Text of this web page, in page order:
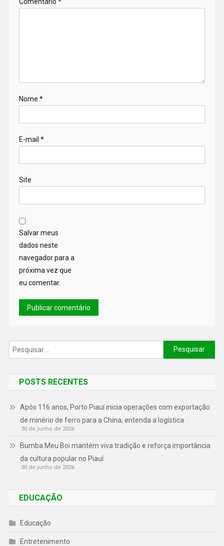
Nome *
E-mail *
Site
Salvar meus
dados neste
navegador para a
próxima vez que
eu comentar.
POSTS RECENTES
Após 116 anos, Porto Piauí inicia operações com exportação
de minério de ferro para a China; entenda a logística
30 de junho de 2026
Bumba Meu Boi mantém viva tradição e reforça importância
da cultura popular no Piauí
30 de junho de 2026
EDUCAÇÃO
Educação
Entretenimento